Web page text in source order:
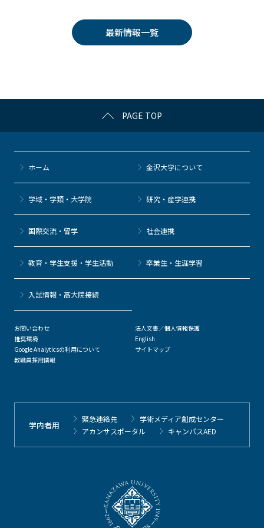
k
erk
et
n
a
最新情報一覧
PAGE TOP
ホーム 金沢大学について
学域・学類・大学院 研究・産学連携
国際交流・留学 社会連携
教育・学生支援・学生活動 卒業生・生涯学習
⼊試情報・高大院接続
お問い合わせ
推奨環境
Google Analyticsの利用について
教職員採用情報
法人文書／個人情報保護
English
サイトマップ
学内者用
緊急連絡先
学術メディア創成センター
アカンサスポータル
キャンパスAED